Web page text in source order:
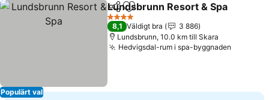
Populärt val
Dela Lägg till i Mina Favoriter
Lundsbrunn Resort & Spa
4 Stjärnor
8,1 Väldigt bra
3 886
Lundsbrunn, 10.0 km till Skara
Hedvigsdal-rum i spa-byggnaden